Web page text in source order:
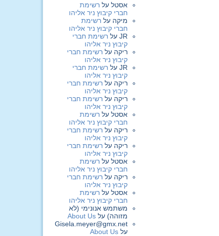
אסטל על רשימת
חברי קיבוץ ניר אליהו
מיקה על רשימת
חברי קיבוץ ניר אליהו
JR על רשימת חברי
קיבוץ ניר אליהו
ריקה על רשימת חברי
קיבוץ ניר אליהו
JR על רשימת חברי
קיבוץ ניר אליהו
ריקה על רשימת חברי
קיבוץ ניר אליהו
ריקה על רשימת חברי
קיבוץ ניר אליהו
אסטל על רשימת
חברי קיבוץ ניר אליהו
ריקה על רשימת חברי
קיבוץ ניר אליהו
ריקה על רשימת חברי
קיבוץ ניר אליהו
אסטל על רשימת
חברי קיבוץ ניר אליהו
ריקה על רשימת חברי
קיבוץ ניר אליהו
אסטל על רשימת
חברי קיבוץ ניר אליהו
משתמש אנונימי (לא
מזוהה) על About Us
Gisela.meyer@gmx.net
על About Us